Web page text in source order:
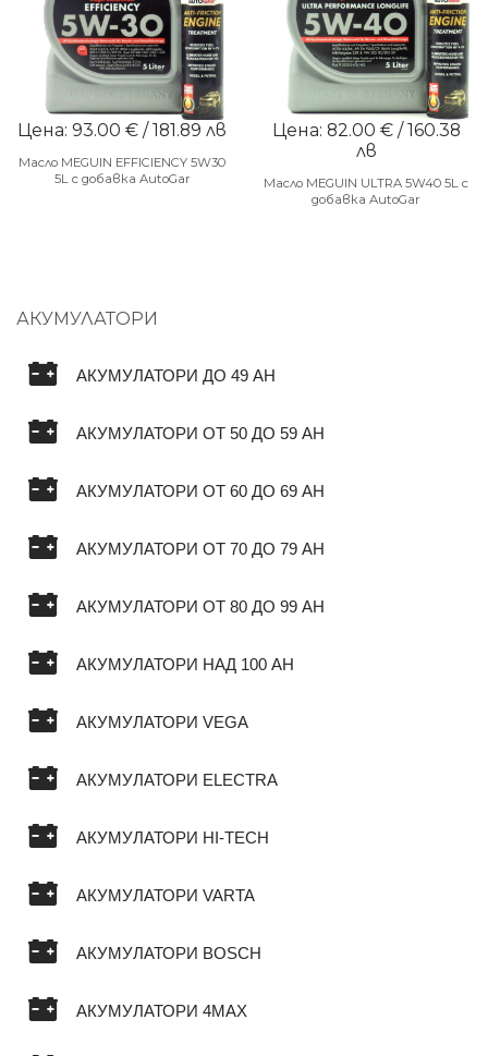
Цена: 93.00 € / 181.89 лв
Масло MEGUIN EFFICIENCY 5W30
5L с добавка AutoGar
Цена: 82.00 € / 160.38
лв
Масло MEGUIN ULTRA 5W40 5L с
добавка AutoGar
АКУМУЛАТОРИ
АКУМУЛАТОРИ ДО 49 AH
АКУМУЛАТОРИ ОТ 50 ДО 59 AH
АКУМУЛАТОРИ ОТ 60 ДО 69 AH
АКУМУЛАТОРИ ОТ 70 ДО 79 AH
АКУМУЛАТОРИ ОТ 80 ДО 99 AH
АКУМУЛАТОРИ НАД 100 AH
АКУМУЛАТОРИ VEGA
АКУМУЛАТОРИ ELECTRA
АКУМУЛАТОРИ HI-TECH
АКУМУЛАТОРИ VARTA
АКУМУЛАТОРИ BOSCH
АКУМУЛАТОРИ 4MAX